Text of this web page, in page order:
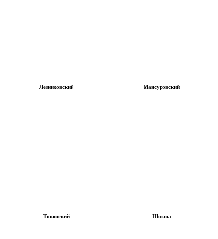
Лезниковский Мансуровский
Токовский Шокша